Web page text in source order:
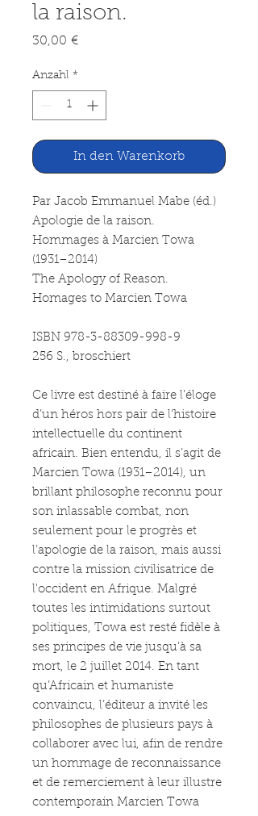
la raison.
30,00 €Preis
Anzahl *
In den Warenkorb
Par Jacob Emmanuel Mabe (éd.)
Apologie de la raison.
Hommages à Marcien Towa
(1931–2014)
The Apology of Reason.
Homages to Marcien Towa
ISBN 978-3-88309-998-9
256 S., broschiert
Ce livre est destiné à faire l’éloge
d’un héros hors pair de l’histoire
intellectuelle du continent
africain. Bien entendu, il s’agit de
Marcien Towa (1931–2014), un
brillant philosophe reconnu pour
son inlassable combat, non
seulement pour le progrès et
l’apologie de la raison, mais aussi
contre la mission civilisatrice de
l'occident en Afrique. Malgré
toutes les intimidations surtout
politiques, Towa est resté fidèle à
ses principes de vie jusqu’à sa
mort, le 2 juillet 2014. En tant
qu’Africain et humaniste
convaincu, l’éditeur a invité les
philosophes de plusieurs pays à
collaborer avec lui, afin de rendre
un hommage de reconnaissance
et de remerciement à leur illustre
contemporain Marcien Towa